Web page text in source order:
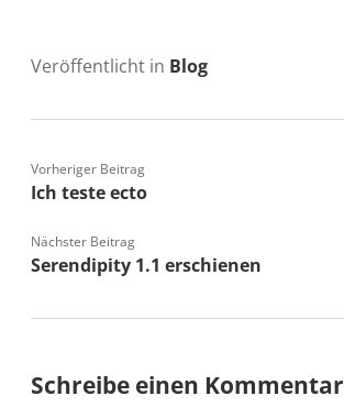
Veröffentlicht in Blog
Vorheriger Beitrag
Ich teste ecto
Nächster Beitrag
Serendipity 1.1 erschienen
Schreibe einen Kommentar